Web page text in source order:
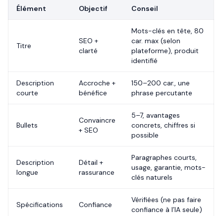
Élément Objectif Conseil
Titre
SEO +
clarté
Mots-clés en tête, 80
car. max (selon
plateforme), produit
identifié
Description
courte
Accroche +
bénéfice
150–200 car., une
phrase percutante
Bullets
Convaincre
+ SEO
5–7, avantages
concrets, chiffres si
possible
Description
longue
Détail +
rassurance
Paragraphes courts,
usage, garantie, mots-
clés naturels
Spécifications Confiance
Vérifiées (ne pas faire
confiance à l’IA seule)